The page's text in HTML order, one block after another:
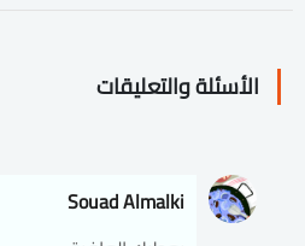
الأسئلة والتعليقات
Souad Almalki